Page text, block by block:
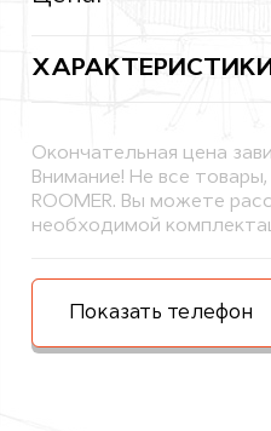
ХАРАКТЕРИСТИКИ
Окончательная цена
Внимание! Не все
ROOMER. Вы можете
необходимой
Показать телефон